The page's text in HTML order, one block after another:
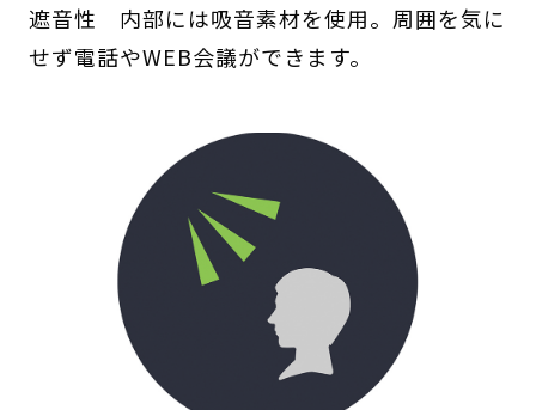
遮音性 内部には吸音素材を使用。周囲を気に
せず電話やWEB会議ができます。